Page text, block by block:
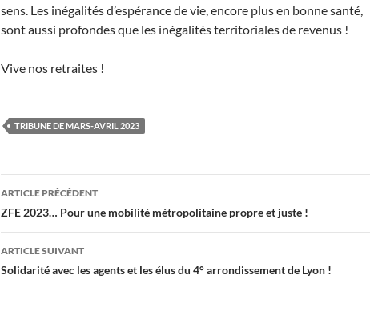
sens. Les inégalités d’espérance de vie, encore plus en bonne santé,
sont aussi profondes que les inégalités territoriales de revenus !
Vive nos retraites !
TRIBUNE DE MARS-AVRIL 2023
Navigation
des
articles
ARTICLE PRÉCÉDENT
ZFE 2023… Pour une mobilité métropolitaine propre et juste !
ARTICLE SUIVANT
Solidarité avec les agents et les élus du 4° arrondissement de Lyon !